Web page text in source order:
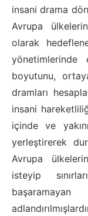
insani drama
Avrupa
olarak
yönetimlerinde
boyutunu,
dramları
insani
içinde ve
yerleştirerek
Avrupa
isteyip